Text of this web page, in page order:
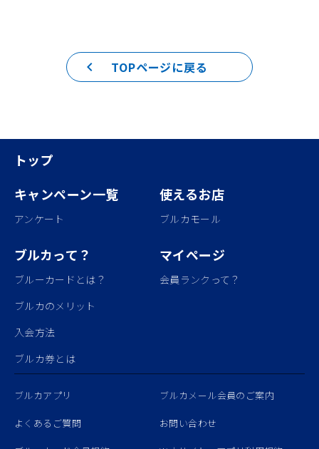
TOPページに戻る
keyboard_arrow_left
トップ
キャンペーン一覧
アンケート
使えるお店
ブルカモール
ブルカって？
ブルーカードとは？
ブルカのメリット
入会方法
ブルカ券とは
マイページ
会員ランクって？
ブルカアプリ ブルカメール会員のご案内
よくあるご質問 お問い合わせ